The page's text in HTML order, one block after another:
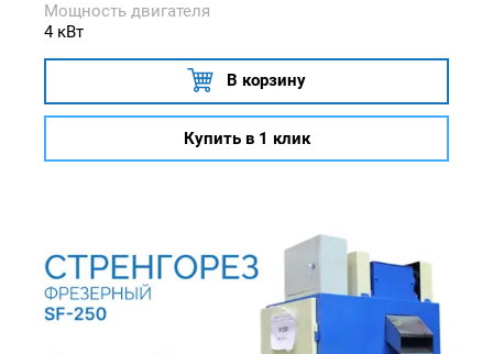
Мощность двигателя
4 кВт
В корзину
Купить в 1 клик